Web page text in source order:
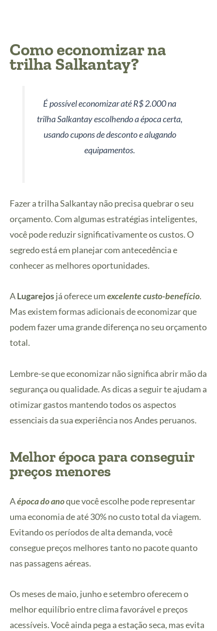
Como economizar na
trilha Salkantay?
É possível economizar até R$ 2.000 na
trilha Salkantay escolhendo a época certa,
usando cupons de desconto e alugando
equipamentos.
Fazer a trilha Salkantay não precisa quebrar o seu
orçamento. Com algumas estratégias inteligentes,
você pode reduzir significativamente os custos. O
segredo está em planejar com antecedência e
conhecer as melhores oportunidades.
ALugarejosjá oferece umexcelente custo-benefício.
Mas existem formas adicionais de economizar que
podem fazer uma grande diferença no seu orçamento
total.
Lembre-se que economizar não significa abrir mão da
segurança ou qualidade. As dicas a seguir te ajudam a
otimizar gastos mantendo todos os aspectos
essenciais da sua experiência nos Andes peruanos.
Melhor época para conseguir
preços menores
Aépoca do anoque você escolhe pode representar
uma economia de até 30% no custo total da viagem.
Evitando os períodos de alta demanda, você
consegue preços melhores tanto no pacote quanto
nas passagens aéreas.
Os meses de maio, junho e setembro oferecem o
melhor equilíbrio entre clima favorável e preços
acessíveis. Você ainda pega a estação seca, mas evita